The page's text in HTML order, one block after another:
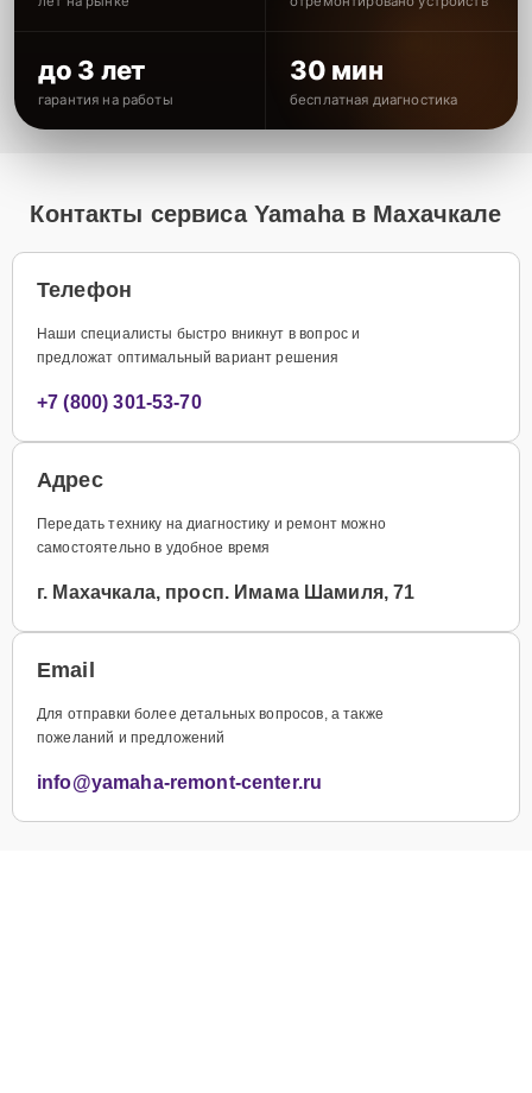
до 3 лет
гарантия на работы
30 мин
бесплатная диагностика
Контакты сервиса Yamaha в Махачкале
Телефон
Наши специалисты быстро вникнут в вопрос и
предложат оптимальный вариант решения
+7 (800) 301-53-70
Адрес
Передать технику на диагностику и ремонт можно
самостоятельно в удобное время
г. Махачкала, просп. Имама Шамиля, 71
Email
Для отправки более детальных вопросов, а также
пожеланий и предложений
info@yamaha-remont-center.ru